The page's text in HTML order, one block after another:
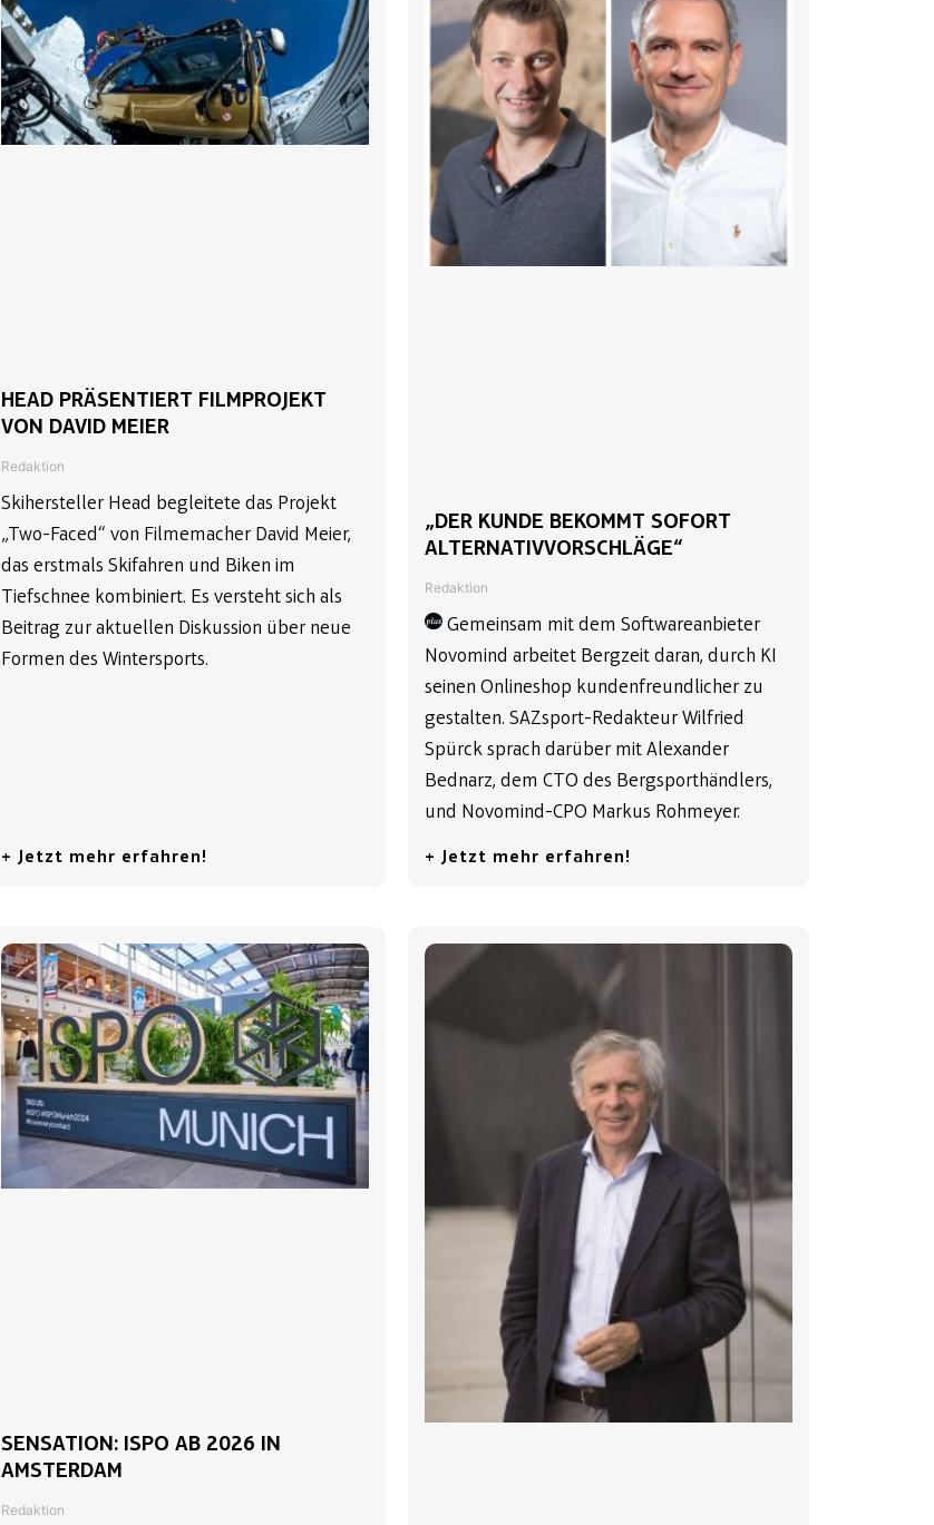
HEAD PRÄSENTIERT FILMPROJEKT
VON DAVID MEIER
Redaktion
Skihersteller Head begleitete das Projekt
„Two-Faced“ von Filmemacher David Meier,
das erstmals Skifahren und Biken im
Tiefschnee kombiniert. Es versteht sich als
Beitrag zur aktuellen Diskussion über neue
Formen des Wintersports.
+ Jetzt mehr erfahren!
„DER KUNDE BEKOMMT SOFORT
ALTERNATIVVORSCHLÄGE“
Redaktion
Gemeinsam mit dem Softwareanbieter
Novomind arbeitet Bergzeit daran, durch KI
seinen Onlineshop kundenfreundlicher zu
gestalten. SAZsport-Redakteur Wilfried
Spürck sprach darüber mit Alexander
Bednarz, dem CTO des Bergsporthändlers,
und Novomind-CPO Markus Rohmeyer.
+ Jetzt mehr erfahren!
SENSATION: ISPO AB 2026 IN
AMSTERDAM
Redaktion